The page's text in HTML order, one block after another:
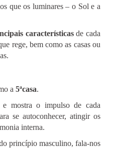
que os luminares – o Sol e a
característicasde cada
rege, bem como as casas ou
a 5ªcasa.
mostra o impulso de cada
se autoconhecer, atingir os
interna.
princípio masculino, fala-nos